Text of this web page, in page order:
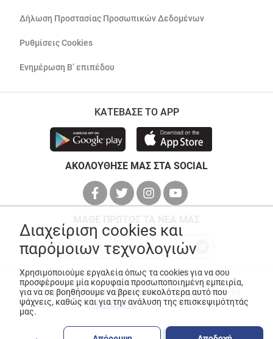
Δήλωση Προστασίας Προσωπικών Δεδομένων
Ρυθμίσεις Cookies
Ενημέρωση Β’ επιπέδου
ΚΑΤΕΒΑΣΕ ΤΟ APP
ΑΚΟΛΟΥΘΗΣΕ ΜΑΣ ΣΤΑ SOCIAL
© Copyright 2026ANEDIK Kritikos. All Rights Reserved
Made with
byDesquared
Διαχείριση cookies και
παρόμοιων τεχνολογιών
Χρησιμοποιούμε εργαλεία όπως τα cookies για να σου
προσφέρουμε μία κορυφαία προσωποποιημένη εμπειρία,
για να σε βοηθήσουμε να βρεις ευκολότερα αυτό που
ψάχνεις, καθώς και για την ανάλυση της επισκεψιμότητάς
μας.